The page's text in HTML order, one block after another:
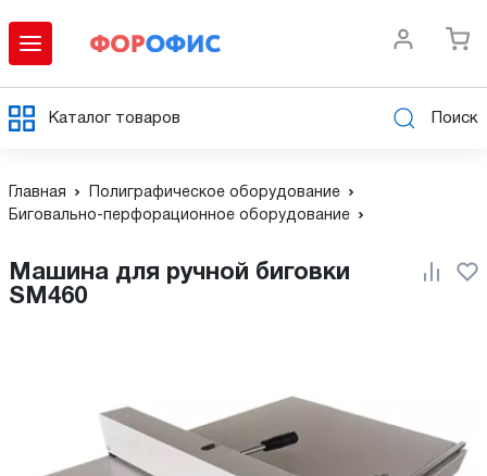
Каталог товаров Поиск
Главная
Полиграфическое оборудование
Биговально-перфорационное оборудование
Машина для ручной биговки
SM460